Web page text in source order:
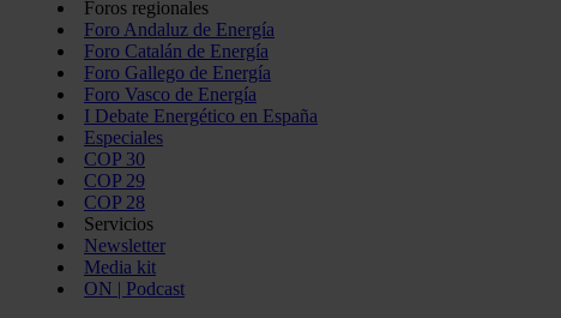
Foros regionales
Foro Andaluz de Energía
Foro Catalán de Energía
Foro Gallego de Energía
Foro Vasco de Energía
I Debate Energético en España
Especiales
COP 30
COP 29
COP 28
Servicios
Newsletter
Media kit
ON | Podcast